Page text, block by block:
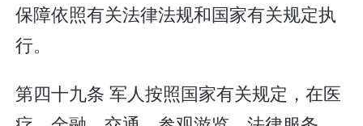
保障依照有关法律法规和国家有关规定执
行。
第四十九条 军人按照国家有关规定，在医